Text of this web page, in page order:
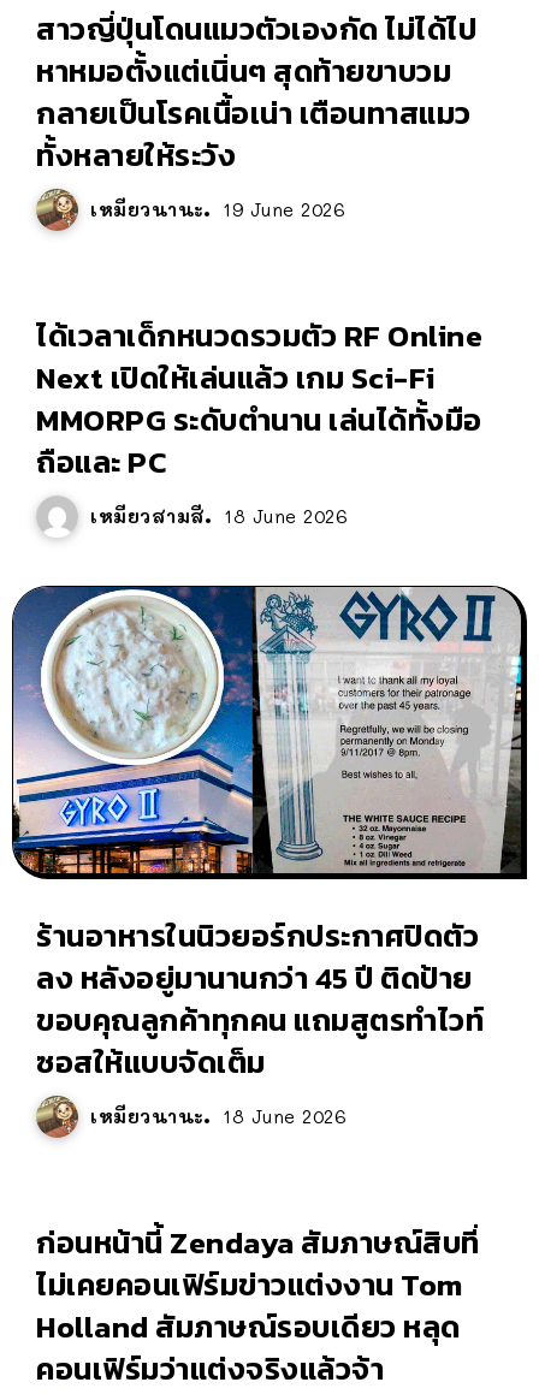
สาวญี่ปุ่นโดนแมวตัวเองกัด ไม่ได้ไป
หาหมอตั้งแต่เนิ่นๆ สุดท้ายขาบวม
กลายเป็นโรคเนื้อเน่า เตือนทาสแมว
ทั้งหลายให้ระวัง
เหมียวนานะ 19 June 2026
ได้เวลาเด็กหนวดรวมตัว RF Online
Next เปิดให้เล่นแล้ว เกม Sci-Fi
MMORPG ระดับตำนาน เล่นได้ทั้งมือ
ถือและ PC
เหมียวสามสี 18 June 2026
ร้านอาหารในนิวยอร์กประกาศปิดตัว
ลง หลังอยู่มานานกว่า 45 ปี ติดป้าย
ขอบคุณลูกค้าทุกคน แถมสูตรทำไวท์
ซอสให้แบบจัดเต็ม
เหมียวนานะ 18 June 2026
ก่อนหน้านี้ Zendaya สัมภาษณ์สิบที่
ไม่เคยคอนเฟิร์มข่าวแต่งงาน Tom
Holland สัมภาษณ์รอบเดียว หลุด
คอนเฟิร์มว่าแต่งจริงแล้วจ้า